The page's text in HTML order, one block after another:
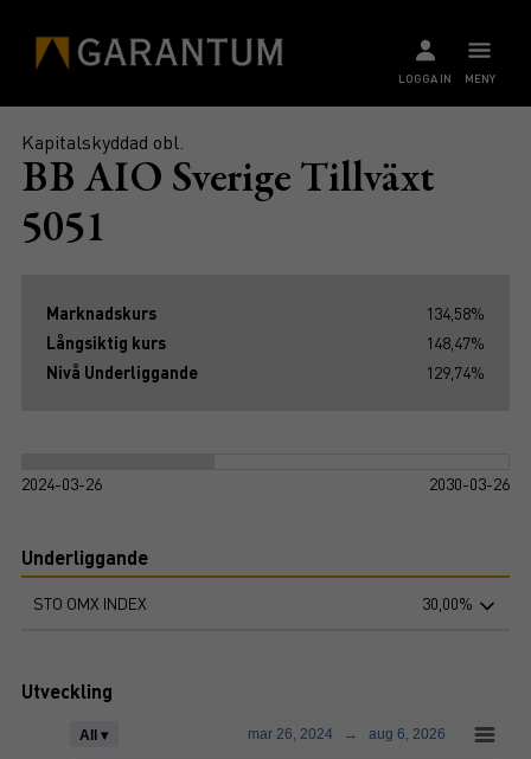
MENY
LOGGA IN
Kapitalskyddad obl.
BB AIO Sverige Tillväxt
5051
Marknadskurs
134,58%
Långsiktig kurs
148,47%
Nivå Underliggande
129,74%
2024-03-26 2030-03-26
Underliggande
STO OMX INDEX 30,00%
Utveckling
All ▾ mar 26, 2024 → aug 6, 2026